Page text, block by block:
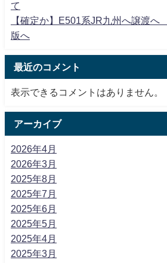
て
【確定か】E501系JR九州へ譲渡
版へ
最近のコメント
表示できるコメントはありません。
アーカイブ
2026年4月
2026年3月
2025年8月
2025年7月
2025年6月
2025年5月
2025年4月
2025年3月